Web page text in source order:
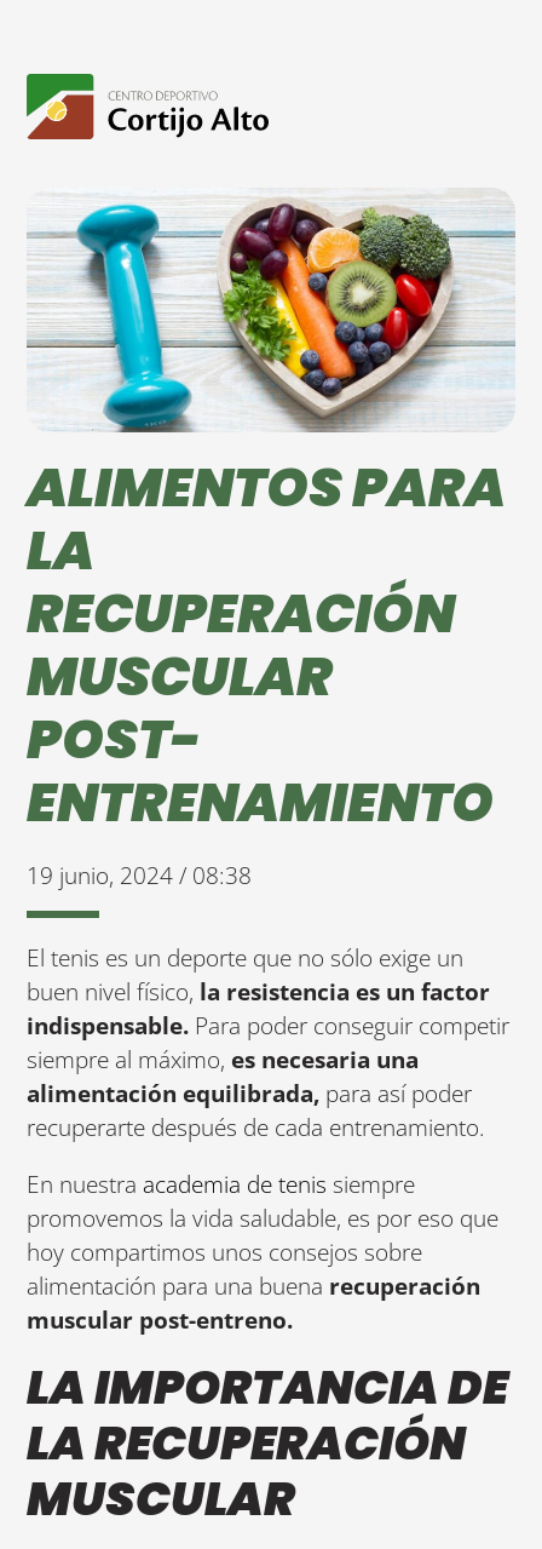
ALIMENTOS PARA
LA
RECUPERACIÓN
MUSCULAR
POST-
ENTRENAMIENTO
19 junio, 2024 / 08:38
El tenis es un deporte que no sólo exige un
buen nivel físico, la resistencia es un factor
indispensable. Para poder conseguir competir
siempre al máximo, es necesaria una
alimentación equilibrada, para así poder
recuperarte después de cada entrenamiento.
En nuestra academia de tenis siempre
promovemos la vida saludable, es por eso que
hoy compartimos unos consejos sobre
alimentación para una buena recuperación
muscular post-entreno.
LA IMPORTANCIA DE
LA RECUPERACIÓN
MUSCULAR